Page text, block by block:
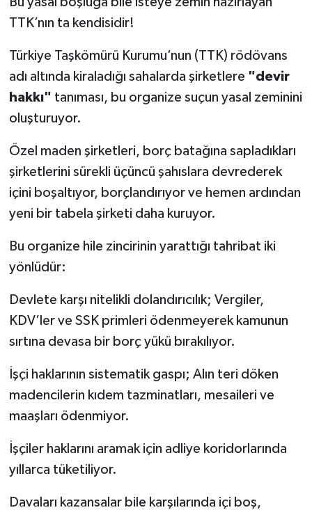
TTK’nın ta kendisidir!
Türkiye Taşkömürü Kurumu’nun (TTK) rödövans
adı altında kiraladığı sahalarda şirketlere "devir
hakkı" tanıması, bu organize suçun yasal zeminini
oluşturuyor.
Özel maden şirketleri, borç batağına sapladıkları
şirketlerini sürekli üçüncü şahıslara devrederek
içini boşaltıyor, borçlandırıyor ve hemen ardından
yeni bir tabela şirketi daha kuruyor.
Bu organize hile zincirinin yarattığı tahribat iki
yönlüdür:
Devlete karşı nitelikli dolandırıcılık; Vergiler,
KDV’ler ve SSK primleri ödenmeyerek kamunun
sırtına devasa bir borç yükü bırakılıyor.
İşçi haklarının sistematik gaspı; Alın teri döken
madencilerin kıdem tazminatları, mesaileri ve
maaşları ödenmiyor.
İşçiler haklarını aramak için adliye koridorlarında
yıllarca tüketiliyor.
Davaları kazansalar bile karşılarında içi boş,